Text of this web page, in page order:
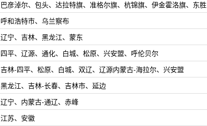
巴彦淖尔、包头、达拉特旗、准格尔旗、杭锦旗、伊金霍洛旗、东胜
呼和浩特市、乌兰察布
辽宁、吉林、黑龙江、蒙东
四平、辽源、通化、白城、松原、兴安盟、呼伦贝尔
吉林-四平、松原、白城、双辽、辽源内蒙古-海拉尔、兴安盟
黑龙江、吉林-长春、吉林市、延边
辽宁、内蒙古-通辽、赤峰
江苏、安徽